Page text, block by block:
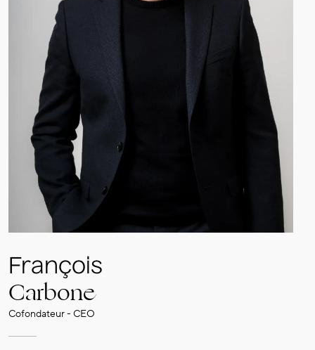
François
Carbone
Cofondateur - CEO